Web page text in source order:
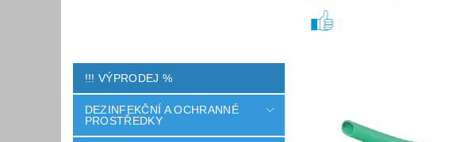
!!! VÝPRODEJ %
DEZINFEKČNÍ A OCHRANNÉ
PROSTŘEDKY